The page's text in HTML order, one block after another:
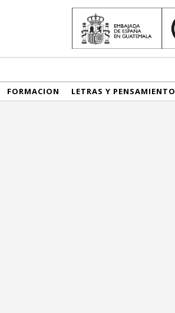
FORMACION LETRAS Y PENSAMIENTO